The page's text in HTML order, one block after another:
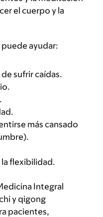
el cuerpo y la
ayudar:
sufrir caídas.
más cansado
la flexibilidad.
Integral
y qigong
pacientes,